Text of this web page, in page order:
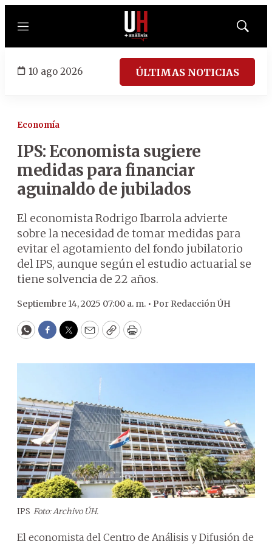
Menú
Mostrar
10 ago 2026 ÚLTIMAS NOTICIAS
Economía
IPS: Economista sugiere
medidas para financiar
aguinaldo de jubilados
El economista Rodrigo Ibarrola advierte
sobre la necesidad de tomar medidas para
evitar el agotamiento del fondo jubilatorio
del IPS, aunque según el estudio actuarial se
tiene solvencia de 22 años.
Septiembre 14, 2025 07:00 a. m. • Por Redacción ÚH
WhatsApp
Facebook
Twitter
EmailCopyPrint
IPS Foto: Archivo ÚH.
El economista del Centro de Análisis y Difusión de